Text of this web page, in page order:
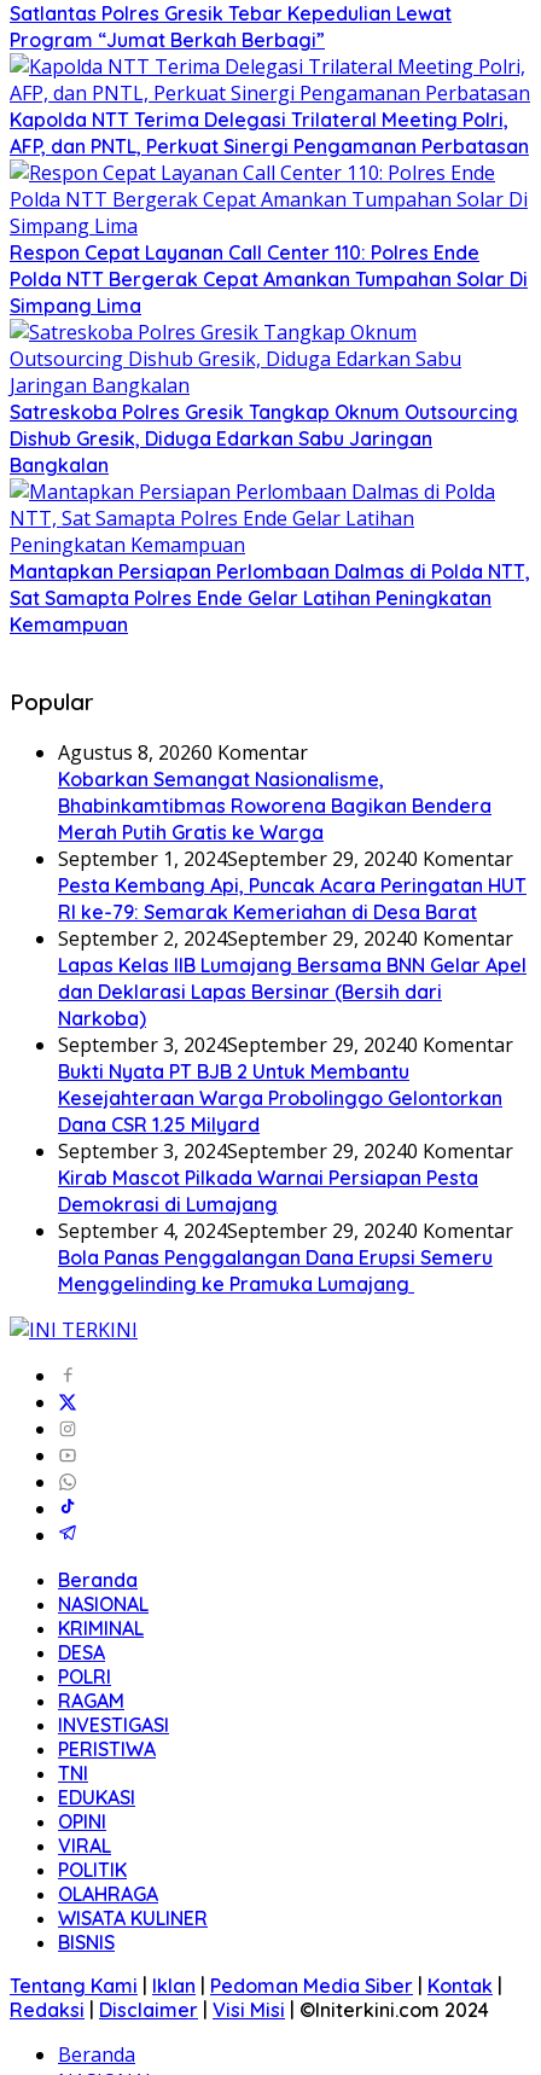
Satlantas Polres Gresik Tebar Kepedulian Lewat
Program “Jumat Berkah Berbagi”
Kapolda NTT Terima Delegasi Trilateral Meeting Polri,
AFP, dan PNTL, Perkuat Sinergi Pengamanan Perbatasan
Respon Cepat Layanan Call Center 110: Polres Ende
Polda NTT Bergerak Cepat Amankan Tumpahan Solar Di
Simpang Lima
Satreskoba Polres Gresik Tangkap Oknum Outsourcing
Dishub Gresik, Diduga Edarkan Sabu Jaringan
Bangkalan
Mantapkan Persiapan Perlombaan Dalmas di Polda NTT,
Sat Samapta Polres Ende Gelar Latihan Peningkatan
Kemampuan
Popular
Agustus 8, 20260 Komentar
Kobarkan Semangat Nasionalisme,
Bhabinkamtibmas Roworena Bagikan Bendera
Merah Putih Gratis ke Warga
September 1, 2024September 29, 20240 Komentar
Pesta Kembang Api, Puncak Acara Peringatan HUT
RI ke-79: Semarak Kemeriahan di Desa Barat
September 2, 2024September 29, 20240 Komentar
Lapas Kelas IIB Lumajang Bersama BNN Gelar Apel
dan Deklarasi Lapas Bersinar (Bersih dari
Narkoba)
September 3, 2024September 29, 20240 Komentar
Bukti Nyata PT BJB 2 Untuk Membantu
Kesejahteraan Warga Probolinggo Gelontorkan
Dana CSR 1.25 Milyard
September 3, 2024September 29, 20240 Komentar
Kirab Mascot Pilkada Warnai Persiapan Pesta
Demokrasi di Lumajang
September 4, 2024September 29, 20240 Komentar
Bola Panas Penggalangan Dana Erupsi Semeru
Menggelinding ke Pramuka Lumajang
Beranda
NASIONAL
KRIMINAL
DESA
POLRI
RAGAM
INVESTIGASI
PERISTIWA
TNI
EDUKASI
OPINI
VIRAL
POLITIK
OLAHRAGA
WISATA KULINER
BISNIS
Tentang Kami | Iklan | Pedoman Media Siber | Kontak |
Redaksi | Disclaimer | Visi Misi | ©Initerkini.com 2024
Beranda